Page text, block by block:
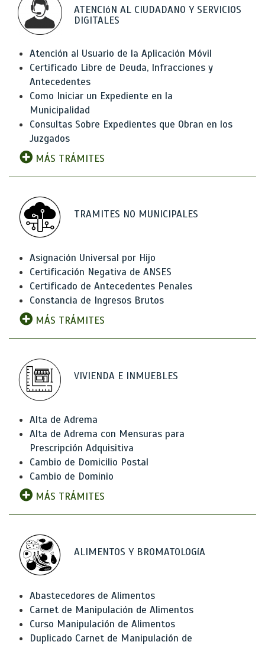
ATENCIóN AL CIUDADANO Y SERVICIOS
DIGITALES
Atención al Usuario de la Aplicación Móvil
Certificado Libre de Deuda, Infracciones y
Antecedentes
Como Iniciar un Expediente en la
Municipalidad
Consultas Sobre Expedientes que Obran en los
Juzgados
MÁS TRÁMITES
TRAMITES NO MUNICIPALES
Asignación Universal por Hijo
Certificación Negativa de ANSES
Certificado de Antecedentes Penales
Constancia de Ingresos Brutos
MÁS TRÁMITES
VIVIENDA E INMUEBLES
Alta de Adrema
Alta de Adrema con Mensuras para
Prescripción Adquisitiva
Cambio de Domicilio Postal
Cambio de Dominio
MÁS TRÁMITES
ALIMENTOS Y BROMATOLOGíA
Abastecedores de Alimentos
Carnet de Manipulación de Alimentos
Curso Manipulación de Alimentos
Duplicado Carnet de Manipulación de